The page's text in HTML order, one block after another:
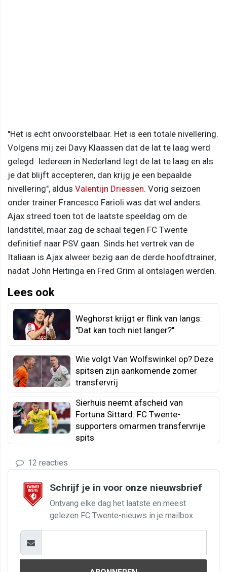
"Het is echt onvoorstelbaar. Het is een totale nivellering.
Volgens mij zei Davy Klaassen dat de lat te laag werd
gelegd. Iedereen in Nederland legt de lat te laag en als
je dat blijft accepteren, dan krijg je een bepaalde
nivellering", aldus Valentijn Driessen. Vorig seizoen
onder trainer Francesco Farioli was dat wel anders.
Ajax streed toen tot de laatste speeldag om de
landstitel, maar zag de schaal tegen FC Twente
definitief naar PSV gaan. Sinds het vertrek van de
Italiaan is Ajax alweer bezig aan de derde hoofdtrainer,
nadat John Heitinga en Fred Grim al ontslagen werden.
Lees ook
Weghorst krijgt er flink van langs:
"Dat kan toch niet langer?"
Wie volgt Van Wolfswinkel op? Deze
spitsen zijn aankomende zomer
transfervrij
Sierhuis neemt afscheid van
Fortuna Sittard: FC Twente-
supporters omarmen transfervrije
spits
12 reacties
Schrijf je in voor onze nieuwsbrief
Ontvang elke dag het laatste en meest
gelezen FC Twente-nieuws in je mailbox.